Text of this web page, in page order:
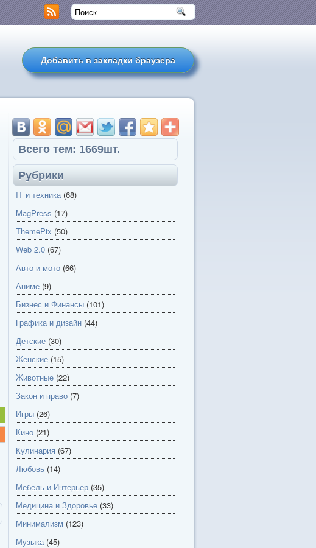
Добавить в закладки браузера
Всего тем: 1669шт.
Рубрики
IT и техника(68)
MagPress (17)
ThemePix (50)
Web 2.0 (67)
Авто и мото (66)
Аниме (9)
Бизнес и Финансы (101)
Графика и дизайн (44)
Детские (30)
Женские (15)
Животные (22)
Закон и право (7)
Игры (26)
Кино (21)
Кулинария (67)
Любовь (14)
Мебель и Интерьер (35)
Медицина и Здоровье (33)
Минимализм (123)
Музыка(45)